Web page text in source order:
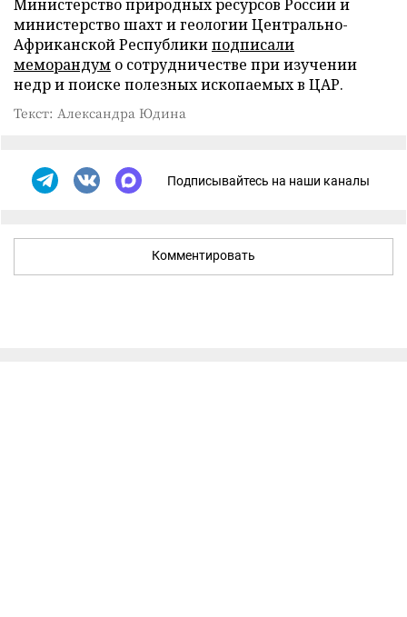
Министерство природных ресурсов России и
министерство шахт и геологии Центрально-
Африканской Республикиподписали
меморандум о сотрудничестве при изучении
недр и поиске полезных ископаемых в ЦАР.
Текст: Александра Юдина
Подписывайтесь на наши каналы
Комментировать